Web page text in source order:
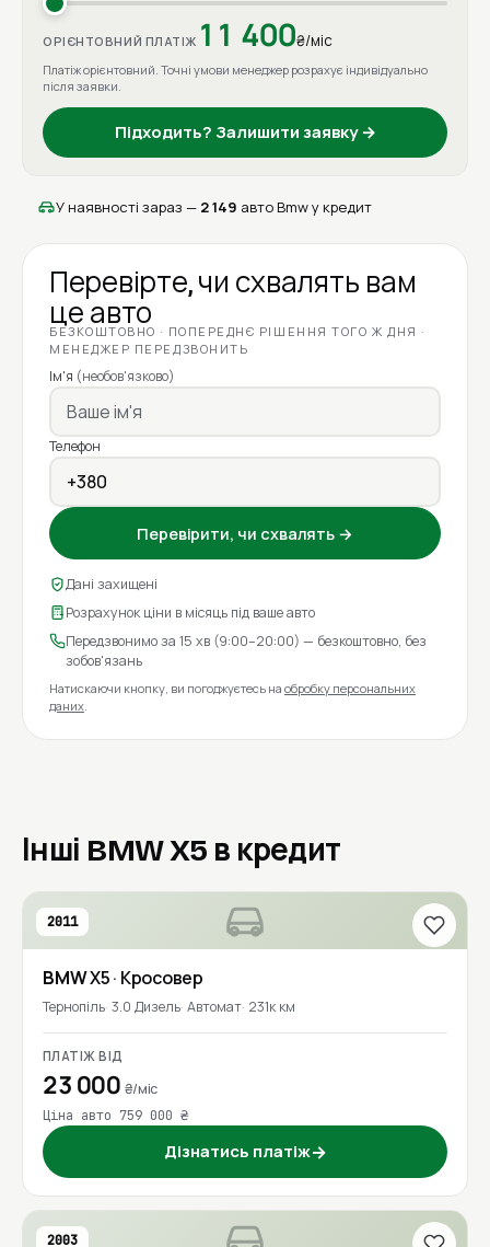
ОРІЄНТОВНИЙ ПЛАТІЖ 11 400₴/міс
Платіж орієнтовний. Точні умови менеджер розрахує індивідуально
після заявки.
Підходить? Залишити заявку →
У наявності зараз — 2 149 авто Bmw у кредит
Перевірте, чи схвалять вам
це авто
БЕЗКОШТОВНО · ПОПЕРЕДНЄ РІШЕННЯ ТОГО Ж ДНЯ ·
МЕНЕДЖЕР ПЕРЕДЗВОНИТЬ
Ім'я (необов'язково)
Телефон
Перевірити, чи схвалять →
Дані захищені
Розрахунок ціни в місяць під ваше авто
Передзвонимо за 15 хв (9:00–20:00) — безкоштовно, без
зобов'язань
Натискаючи кнопку, ви погоджуєтесь на обробку персональних
даних.
Інші BMW X5 в кредит
2011
BMWX5· Кросовер
Тернопіль 3.0 Дизель Автомат 231к км
ПЛАТІЖ ВІД
23 000 ₴/міс
Ціна авто 759 000 ₴
Дізнатись платіж→
2003